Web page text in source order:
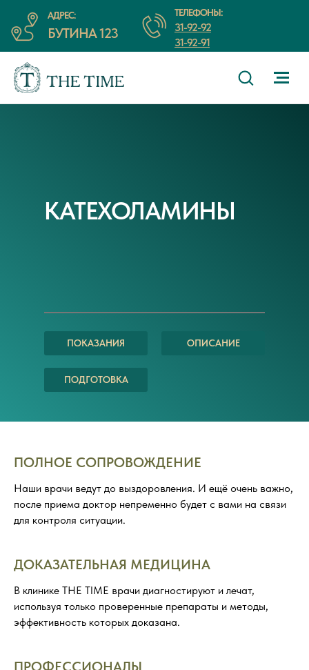
АДРЕС:
БУТИНА 123
ТЕЛЕФОНЫ:
31-92-92
31-92-91
КАТЕХОЛАМИНЫ
ПОКАЗАНИЯ ОПИСАНИЕ
ПОДГОТОВКА
ПОЛНОЕ СОПРОВОЖДЕНИЕ
Наши врачи ведут до выздоровления. И ещё очень важно,
после приема доктор непременно будет с вами на связи
для контроля ситуации.
ДОКАЗАТЕЛЬНАЯ МЕДИЦИНА
В клинике THE TIME врачи диагностируют и лечат,
используя только проверенные препараты и методы,
эффективность которых доказана.
ПРОФЕССИОНАЛЫ